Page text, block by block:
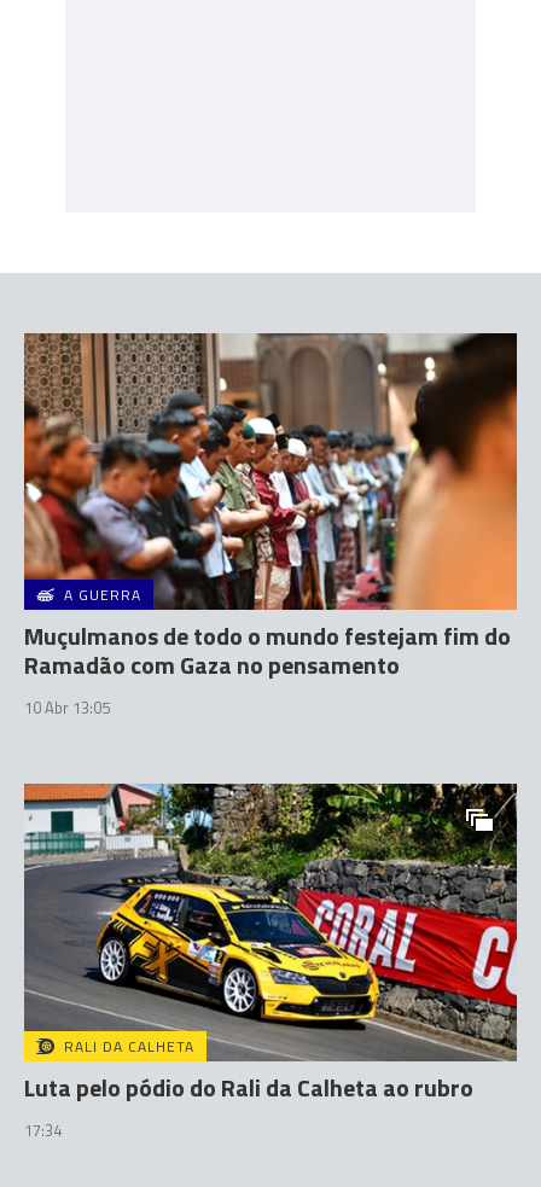
A GUERRA
Muçulmanos de todo o mundo festejam fim do
Ramadão com Gaza no pensamento
10 Abr 13:05
RALI DA CALHETA
Luta pelo pódio do Rali da Calheta ao rubro
17:34